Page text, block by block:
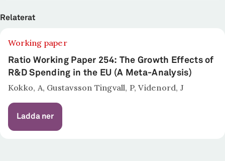
Relaterat
Working paper
Ratio Working Paper 254: The Growth Effects of
R&D Spending in the EU (A Meta-Analysis)
Kokko, A, Gustavsson Tingvall, P, Videnord, J
Ladda ner